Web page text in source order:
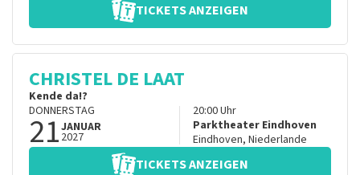
TICKETS ANZEIGEN
CHRISTEL DE LAAT
Kende da!?
DONNERSTAG
21JANUAR
2027
20:00Uhr
Parktheater Eindhoven
Eindhoven, Niederlande
TICKETS ANZEIGEN